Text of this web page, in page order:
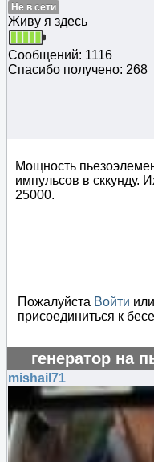
Не в сети
Живу я здесь
Сообщений: 1116
Спасибо получено: 268
Мощность
импульсов в сккунду.
25000.
Пожалуйста Войти или
присоединиться к
генератор на
mishail71